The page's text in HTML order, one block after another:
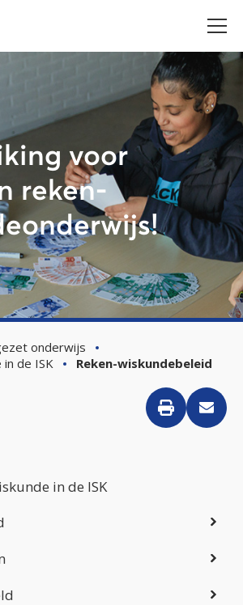
voor
reken-
onderwijs
de ISK
Reken-wiskundebeleid
in de ISK